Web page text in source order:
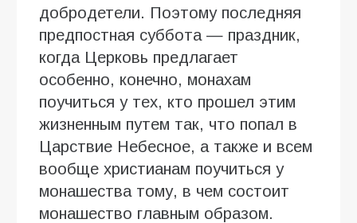
добродетели. Поэтому последняя
предпостная суббота — праздник,
когда Церковь предлагает
особенно, конечно, монахам
поучиться у тех, кто прошел этим
жизненным путем так, что попал в
Царствие Небесное, а также и всем
вообще христианам поучиться у
монашества тому, в чем состоит
монашество главным образом.